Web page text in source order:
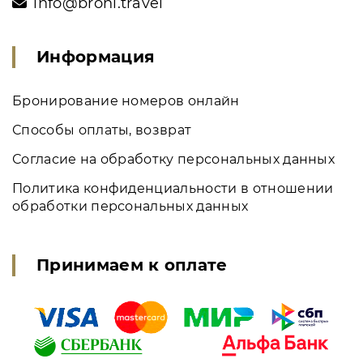
Информация
Бронирование номеров онлайн
Способы оплаты, возврат
Согласие на обработку персональных данных
Политика конфиденциальности в отношении
обработки персональных данных
Принимаем к оплате